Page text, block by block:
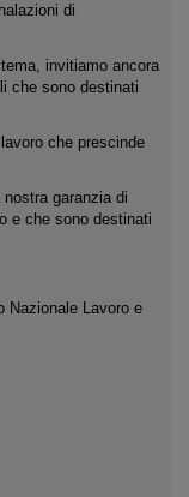
di
invitiamo ancora
che sono destinati
che prescinde
nostra garanzia di
e che sono destinati
Lavoro e